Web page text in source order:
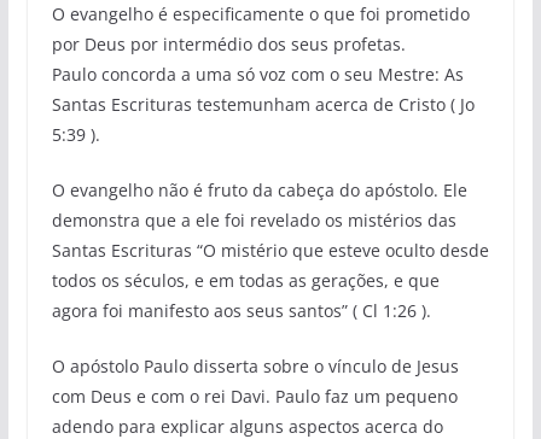
O evangelho é especificamente o que foi prometido
por Deus por intermédio dos seus profetas.
Paulo concorda a uma só voz com o seu Mestre: As
Santas Escrituras testemunham acerca de Cristo ( Jo
5:39 ).
O evangelho não é fruto da cabeça do apóstolo. Ele
demonstra que a ele foi revelado os mistérios das
Santas Escrituras “O mistério que esteve oculto desde
todos os séculos, e em todas as gerações, e que
agora foi manifesto aos seus santos” ( Cl 1:26 ).
O apóstolo Paulo disserta sobre o vínculo de Jesus
com Deus e com o rei Davi. Paulo faz um pequeno
adendo para explicar alguns aspectos acerca do